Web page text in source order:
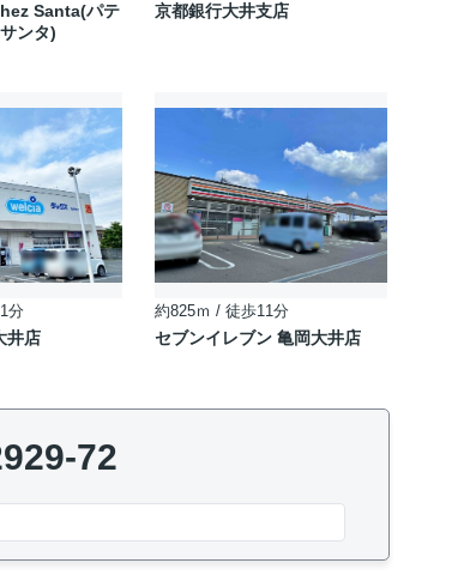
Santa(パテ
ンタ)
京都銀行大井支店
分
井店
約825ｍ / 徒歩11分
セブンイレブン 亀岡大井店
72